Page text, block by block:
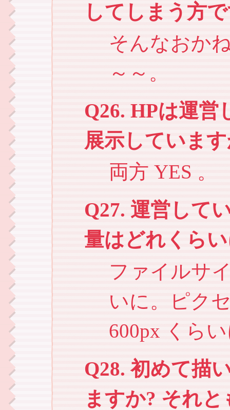
してしまう方
そんなおか
～～。
Q26. HPは運営
展示していま
両方 YES 。
Q27. 運営して
量はどれくら
ファイルサ
いに。ピク
600px くら
Q28. 初めて描
ますか? それ